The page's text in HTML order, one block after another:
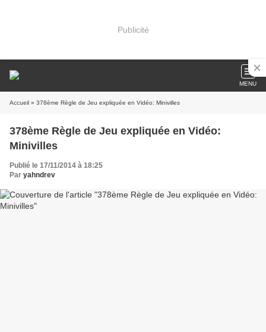
Publicité
MENU
Accueil » 378ème Règle de Jeu expliquée en Vidéo: Minivilles
378ème Règle de Jeu expliquée en Vidéo:
Minivilles
Publié le 17/11/2014 à 18:25
Par yahndrev